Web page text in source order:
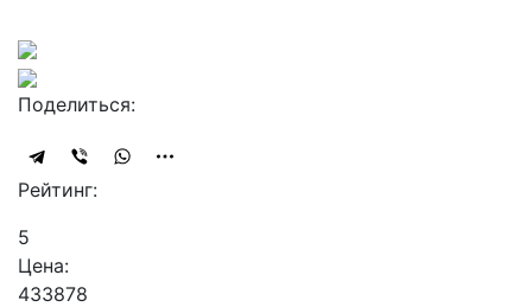
Поделиться:
Рейтинг:
5
Цена:
433878